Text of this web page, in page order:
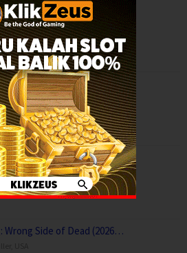
4 (2026)
TV,USA
(2025)
,Finland
Wrong Side of Dead (2026…